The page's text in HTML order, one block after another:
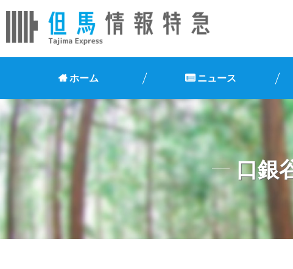
ホーム ニュース
口銀